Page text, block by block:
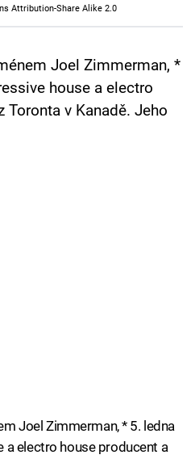
Attribution-Share Alike 2.0
Joel Zimmerman, *
house a electro
Toronta v Kanadě. Jeho
Joel Zimmerman, * 5. ledna
a electro house producent a